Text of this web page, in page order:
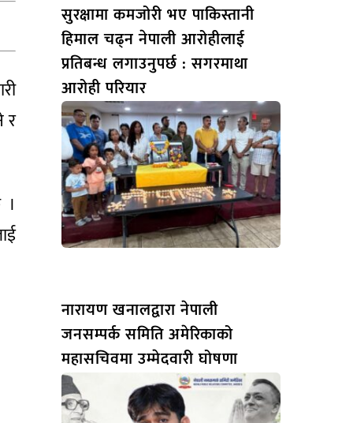
र
सुरक्षामा कमजोरी भए पाकिस्तानी
हिमाल चढ्न नेपाली आरोहीलाई
प्रतिबन्ध लगाउनुपर्छ : सगरमाथा
आरोही परियार
नारायण खनालद्वारा नेपाली
जनसम्पर्क समिति अमेरिकाको
महासचिवमा उम्मेदवारी घोषणा